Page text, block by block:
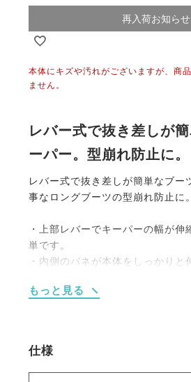
再入荷お知らせ
本体にキズや汚れがございますが、商
ません。
レバー式で抜き差しが
ーパー。型崩れ防止に。
レバー式で抜き差しが簡単なブー
事なロングブーツの型崩れ防止に。
・上部レバーでキーパーの幅が伸
単です。
・内側のバネが本体をしっかりと
・筒部分が空洞なので、乾燥剤を
・乗馬用だけでなく普段使いにも
の玄関にも1ついかがですか？
もっと見る
仕様